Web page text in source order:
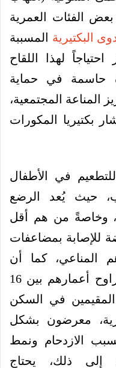
بعض الفئات العمرية
البكتيرية المسببة
لهذا اللقاح
حاسمة في حماية
المناعة المجتمعية،
بكتيريا المكورات
للتطعيم في الأطفال
حيث يُعد الرضع
وخاصةً من هم أقل
للإصابة بمضاعفات
كما أن
المراهقين والشباب الذين تتراوح أعمارهم بين 16
المقيمين في السكن
معرضون بشكل
الازدحام ونمط
إلى ذلك، يحتاج